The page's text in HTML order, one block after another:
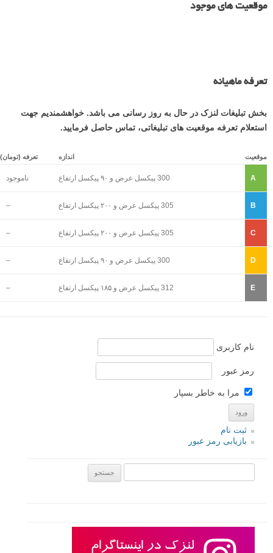
موقعیت های موجود
تعرفه ماهیانه
بخش تبلیغات لنزک در حال به روز رسانی می باشد. خواهشمندیم جهت
استعلام تعرفه موقعیت های تبلیغاتی، تماس حاصل فرمایید.
موقعیت اندازه تعرفه (تومان)
A 300 پیکسل عرض و ۹۰ پیکسل ارتفاع ناموجود
B 305 پیکسل عرض و ۲۰۰ پیکسل ارتفاع –
C 305 پیکسل عرض و ۲۰۰ پیکسل ارتفاع –
D 300 پیکسل عرض و ۹۰ پیکسل ارتفاع –
E 312 پیکسل عرض و ۱۸۵ پیکسل ارتفاع –
نام کاربری
رمز عبور
مرا به خاطر بسپار
ثبت نام
بازیابی رمز عبور